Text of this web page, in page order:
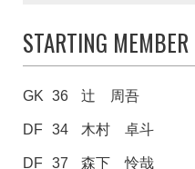
STARTING MEMBER
GK 36 辻 周吾
DF 34 木村 卓斗
DF 37 森下 怜哉